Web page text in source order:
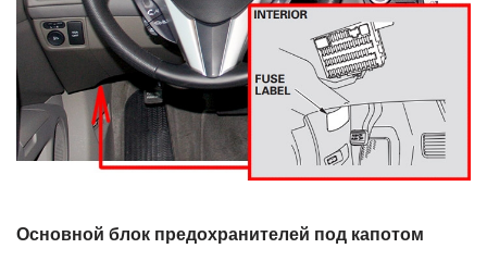
Основной блок предохранителей под капотом